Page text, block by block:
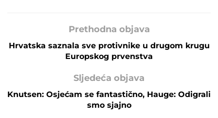
Prethodna objava
Hrvatska saznala sve protivnike u drugom krugu
Europskog prvenstva
Sljedeća objava
Knutsen: Osjećam se fantastično, Hauge: Odigrali
smo sjajno